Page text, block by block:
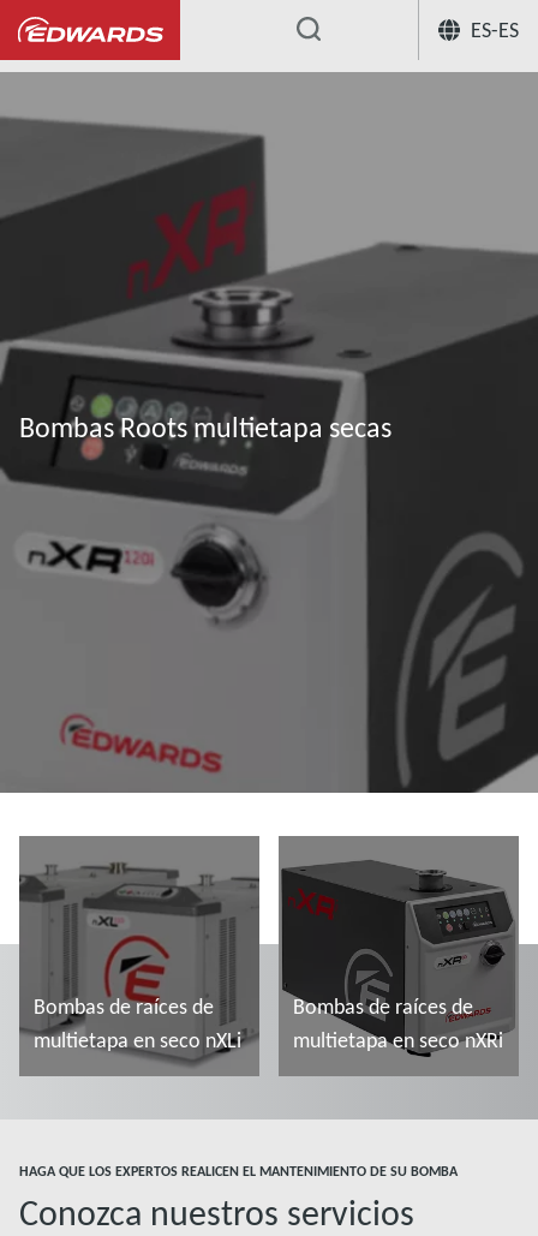
ES-ES
...
Bombas Roots multietapa secas
Bombas de raíces de
multietapa en seco nXLi
Bombas de raíces de
multietapa en seco nXRi
HAGA QUE LOS EXPERTOS REALICEN EL MANTENIMIENTO DE SU BOMBA
Conozca nuestros servicios